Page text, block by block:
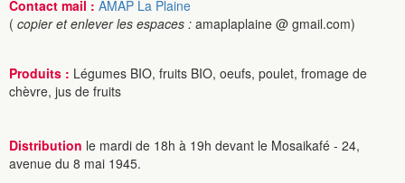
Contact mail : AMAP La Plaine
( copier et enlever les espaces : amaplaplaine @ gmail.com)
Produits : Légumes BIO, fruits BIO, oeufs, poulet, fromage de
chèvre, jus de fruits
Distribution le mardi de 18h à 19h devant le Mosaikafé - 24,
avenue du 8 mai 1945.